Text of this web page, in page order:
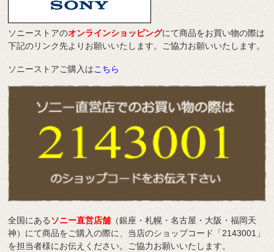
ソニーストアのオンラインショッピングにて商品をお買い物の際は
下記のリンク先よりお願いいたします。ご協力お願いいたします。
ソニーストアご購入はこちら
全国にあるソニー直営店舗 （銀座・札幌・名古屋・大阪・福岡天
神）にて商品をご購入の際に、当店のショップコード「2143001」
を担当者様にお伝えください。ご協力お願いいたします。